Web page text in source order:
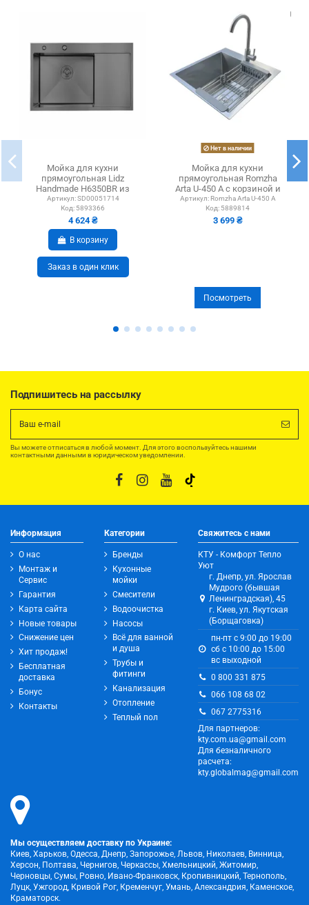
Мойка для кухни
прямоугольная Lidz
Handmade H6350BR из
нержавеющей стали
Артикул: SD00051714
Код: 5893366
4 624 ₴
В корзину
Заказ в один клик
Нет в наличии
Мойка для кухни
прямоугольная Romzha
Arta U-450 A с корзиной и
смесителем, из...
Артикул: Romzha Arta U-450 A
Код: 5889814
3 699 ₴
Посмотреть
Подпишитесь на рассылку
Вы можете отписаться в любой момент. Для этого воспользуйтесь нашими
контактными данными в юридическом уведомлении.
Информация
О нас
Монтаж и
Сервис
Гарантия
Карта сайта
Новые товары
Снижение цен
Хит продаж!
Бесплатная
доставка
Бонус
Контакты
Категории
Бренды
Кухонные
мойки
Смесители
Водоочистка
Насосы
Всё для ванной
и душа
Трубы и
фитинги
Канализация
Отопление
Теплый пол
Свяжитесь с нами
КТУ - Комфорт Тепло
Уют
г. Днепр, ул. Ярослав
Мудрого (бывшая
Ленинградская), 45
г. Киев, ул. Якутская
(Борщаговка)
пн-пт с 9:00 до 19:00
сб с 10:00 до 15:00
вс выходной
0 800 331 875
066 108 68 02
067 2775316
Для партнеров:
kty.com.ua@gmail.com
Для безналичного
расчета:
kty.globalmag@gmail.com
Мы осуществляем доставку по Украине:
Киев, Харьков, Одесса, Днепр, Запорожье, Львов, Николаев, Винница,
Херсон, Полтава, Чернигов, Черкассы, Хмельницкий, Житомир,
Черновцы, Сумы, Ровно, Ивано-Франковск, Кропивницкий, Тернополь,
Луцк, Ужгород, Кривой Рог, Кременчуг, Умань, Александрия, Каменское,
Краматорск.